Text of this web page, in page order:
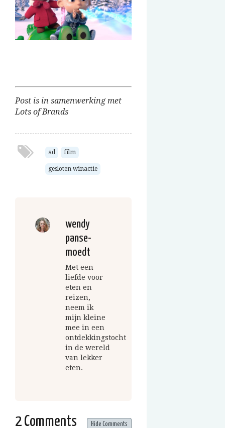
Post is in samenwerking met
Lots of Brands
ad film
gesloten winactie
wendy
panse-
moedt
Met een
liefde voor
eten en
reizen,
neem ik
mijn kleine
mee in een
ontdekkingstocht
in de wereld
van lekker
eten.
2 Comments Hide Comments